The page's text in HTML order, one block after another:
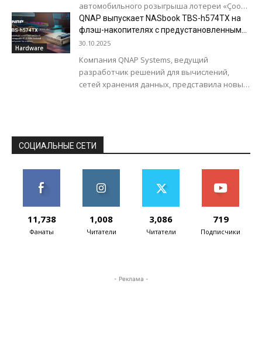
автомобильного розыгрыша лотереи «Çoox
Şanslı» – Заура Гулиева, вручив ему ключи от
нового Haval H6 Ultra. Кроме того,...
Hardware
QNAP выпускает NASbook TBS-h574TX на
флэш-накопителях с предустановленными
SSD-накопителями корпоративного класса
30.10.2025
Компания QNAP Systems, ведущий
разработчик решений для вычислений,
сетей хранения данных, представила новые
СОЦИАЛЬНЫЕ СЕТИ
11,738
Фанаты
1,008
Читатели
3,086
Читатели
719
Подписчики
- Реклама -